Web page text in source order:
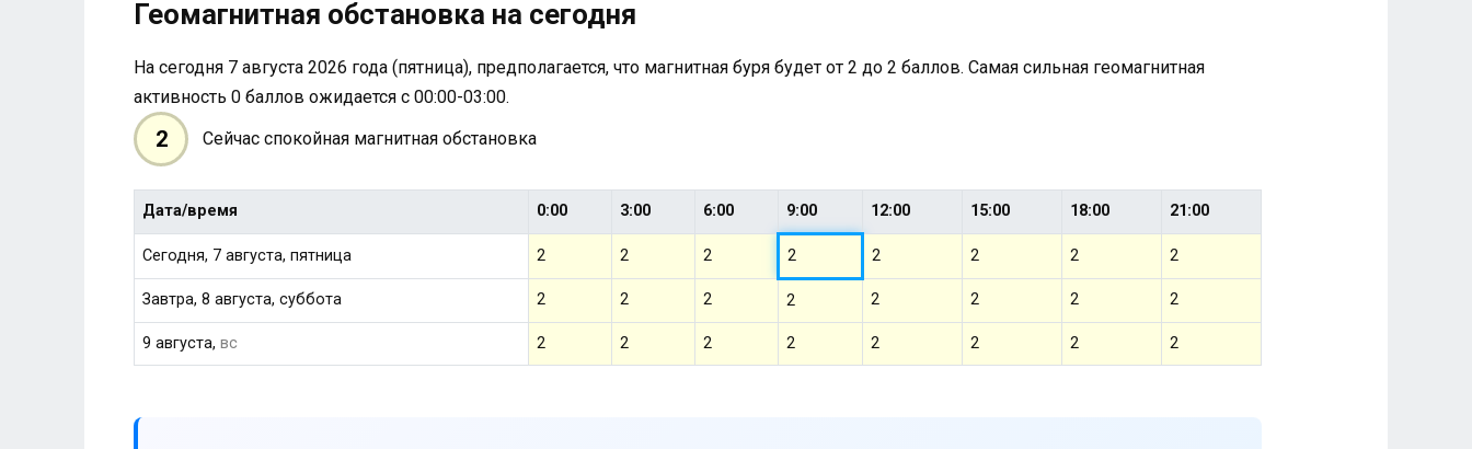
Геомагнитная обстановка на сегодня
На сегодня 7 августа 2026 года (пятница), предполагается, что магнитная буря будет от 2 до 2 баллов. Самая сильная геомагнитная
активность 0 баллов ожидается с 00:00-03:00.
2 Сейчас спокойная магнитная обстановка
Дата/время 0:00 3:00 6:00 9:00 12:00 15:00 18:00 21:00
Сегодня, 7 августа, пятница 2 2 2 2 2 2 2 2
Завтра, 8 августа, суббота 2 2 2 2 2 2 2 2
9 августа,вс 2 2 2 2 2 2 2 2